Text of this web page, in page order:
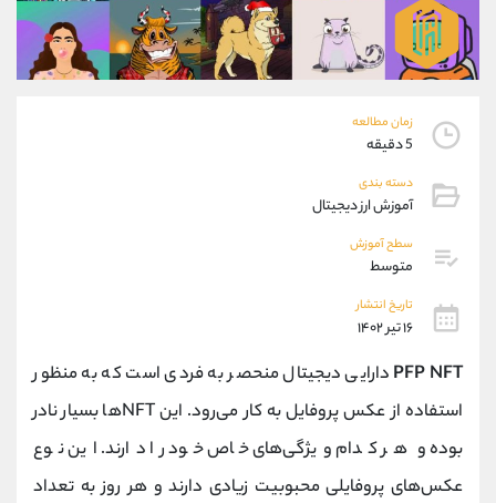
زمان مطالعه
5 دقیقه
دسته بندی
آموزش ارز دیجیتال
سطح آموزش
متوسط
تاریخ انتشار
۱۶ تیر ۱۴۰۲
PFP NFT دارایی دیجیتال منحصر به فردی است که به منظور
استفاده از عکس پروفایل به کار می‌رود. این NFTها بسیار نادر
بوده و هر کدام ویژگی‌های خاص خود را دارند. این نوع
عکس‌های پروفایلی محبوبیت زیادی دارند و هر روز به تعداد
09927779040
واتساپ شروع گفتگو
تلگرام @Armteam_admin_por
پشتیبان فروش
موبایل
واتساپ
داخلی
اطلاعات تماس (دفتر فروش)
تلفن 021-22021030
بدون پیش شماره 90001030
اینستاگرام @alireza.mehrabii
کانال تلگرام @alirezamehrabi_com